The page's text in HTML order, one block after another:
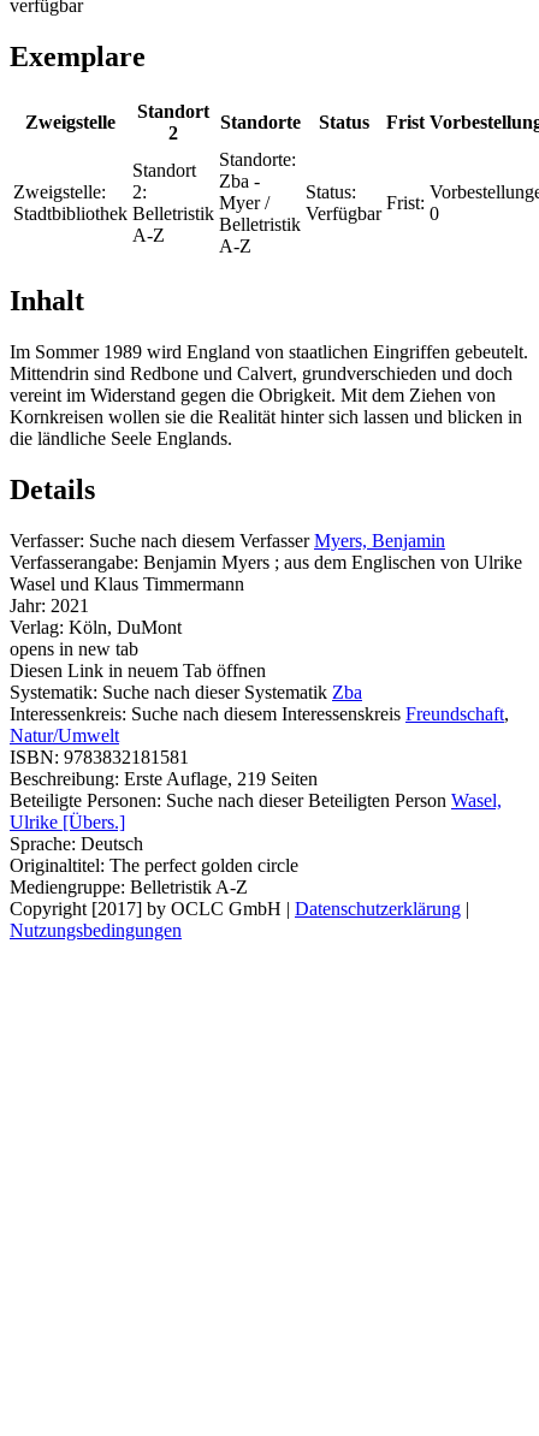
verfügbar
Exemplare
Zweigstelle
Standort
2
Standorte Status Frist
Zweigstelle:
Stadtbibliothek
Standort
2:
Belletristik
A-Z
Standorte:
Zba -
Myer /
Belletristik
A-Z
Status:
Verfügbar
Frist:
0
Inhalt
Im Sommer 1989 wird England von staatlichen Eingriffen gebeutelt.
Mittendrin sind Redbone und Calvert, grundverschieden und doch
vereint im Widerstand gegen die Obrigkeit. Mit dem Ziehen von
Kornkreisen wollen sie die Realität hinter sich lassen und blicken in
die ländliche Seele Englands.
Details
Verfasser: Suche nach diesem Verfasser Myers, Benjamin
Verfasserangabe: Benjamin Myers ; aus dem Englischen von Ulrike
Wasel und Klaus Timmermann
Jahr: 2021
Verlag: Köln, DuMont
opens in new tab
Diesen Link in neuem Tab öffnen
Systematik: Suche nach dieser Systematik Zba
Interessenkreis: Suche nach diesem Interessenskreis Freundschaft,
Natur/Umwelt
ISBN: 9783832181581
Beschreibung: Erste Auflage, 219 Seiten
Beteiligte Personen: Suche nach dieser Beteiligten Person Wasel,
Ulrike [Übers.]
Sprache: Deutsch
Originaltitel: The perfect golden circle
Mediengruppe: Belletristik A-Z
Copyright [2017] by OCLC GmbH | Datenschutzerklärung |
Nutzungsbedingungen